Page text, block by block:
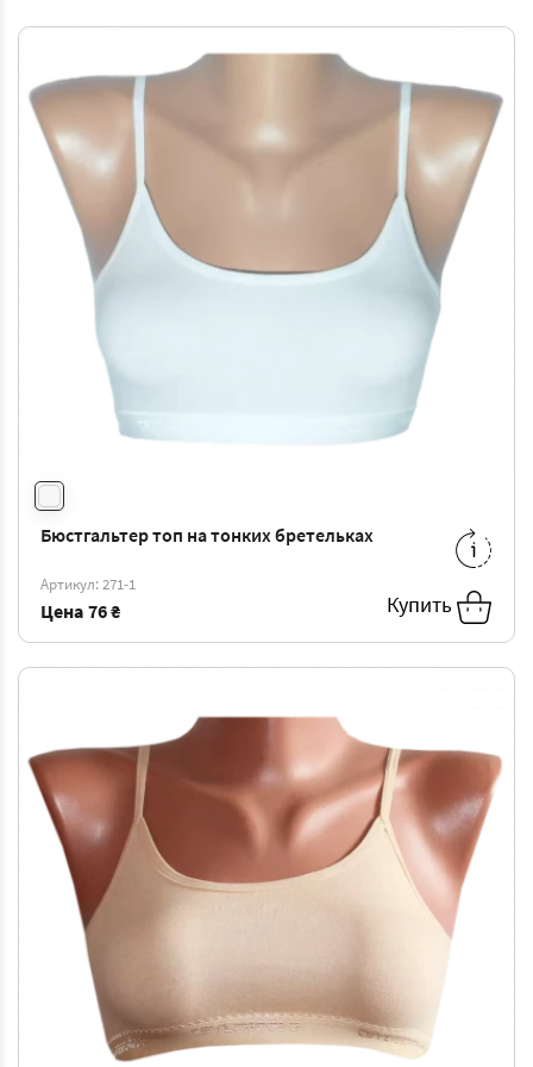
используется новая технология
швейной обработки, благодаря чему
проймы, окантовка и резинка стали
более растяжимыми и эластичными,
которые не врезаются и которые
совсем не видны под одеждой.
Состав: 90% - полиамид, 7% - эластан,
3% - хлопок
Бюстгальтер топ на тонких бретельках
Артикул: 271-1
Цена 76 ₴ Купить
S